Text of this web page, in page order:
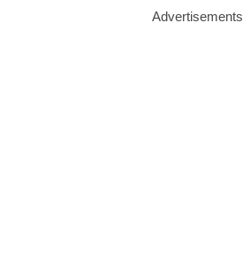
Advertisements